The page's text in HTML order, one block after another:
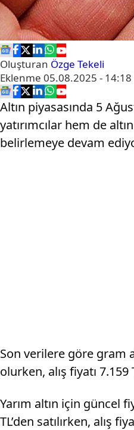
Oluşturan Özge Tekeli
Eklenme 05.08.2025 - 14:18
Altın piyasasında 5
yatırımcılar hem de
belirlemeye devam
Son verilere göre gram
olurken, alış fiyatı
Yarım altın için güncel
TL’den satılırken, alış